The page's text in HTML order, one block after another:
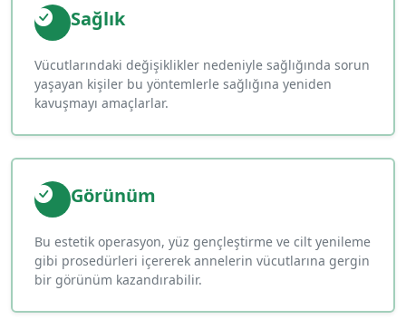
Sağlık
Vücutlarındaki değişiklikler nedeniyle sağlığında sorun
yaşayan kişiler bu yöntemlerle sağlığına yeniden
kavuşmayı amaçlarlar.
Görünüm
Bu estetik operasyon, yüz gençleştirme ve cilt yenileme
gibi prosedürleri içererek annelerin vücutlarına gergin
bir görünüm kazandırabilir.